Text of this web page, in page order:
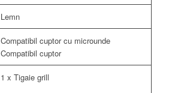
Lemn
Compatibil cuptor cu microunde
Compatibil cuptor
1 x Tigaie grill